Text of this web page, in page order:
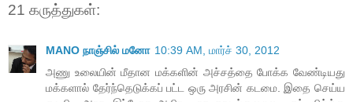
21 கருத்துகள்:
MANO நாஞ்சில் மனோ 10:39 AM, மார்ச் 30, 2012
அணு உலையின் மீதான மக்களின் அச்சத்தை போக்க வேண்டியது
மக்களால் தேர்ந்தெடுக்கப் பட்ட ஒரு அரசின் கடமை. இதை செய்ய